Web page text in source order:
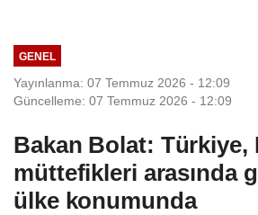
GENEL
Yayınlanma: 07 Temmuz 2026 - 12:09
Güncelleme: 07 Temmuz 2026 - 12:09
Bakan Bolat: Türkiye,
müttefikleri arasında
ülke konumunda